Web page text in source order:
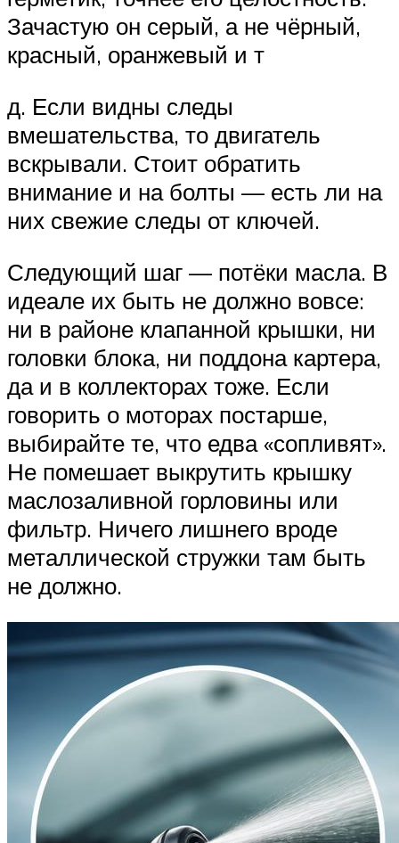
Зачастую он серый, а не чёрный,
красный, оранжевый и т
д. Если видны следы
вмешательства, то двигатель
вскрывали. Стоит обратить
внимание и на болты — есть ли на
них свежие следы от ключей.
Следующий шаг — потёки масла. В
идеале их быть не должно вовсе:
ни в районе клапанной крышки, ни
головки блока, ни поддона картера,
да и в коллекторах тоже. Если
говорить о моторах постарше,
выбирайте те, что едва «сопливят».
Не помешает выкрутить крышку
маслозаливной горловины или
фильтр. Ничего лишнего вроде
металлической стружки там быть
не должно.